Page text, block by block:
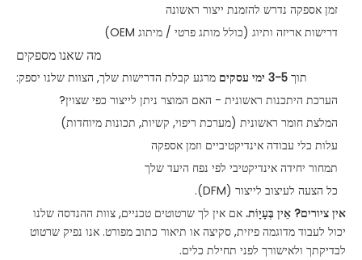
זמן אספקה ​​נדרש להזמנת ייצור ראשונה
דרישות אריזה ותיוג (כולל מותג פרטי / מיתוג OEM)
מה שאנו מספקים
תוך 3-5 ימי עסקים
מרגע קבלת הדרישות שלך, הצוות שלנו יספק:
הערכת היתכנות ראשונית - האם המוצר ניתן לייצור כפי שצוין?
המלצת חומר ראשונית (מערכת ריפוי, קשיות, תכונות מיוחדות)
עלות כלי עבודה אינדיקטיביים וזמן אספקה
תמחור יחידה אינדיקטיבי לפי נפח היעד שלך
כל הצעה לעיצוב לייצור (DFM).
אין ציורים? אֵין בְּעָיָוֹת. אם אין לך שרטוטים טכניים, צוות ההנדסה שלנו
יכול לעבוד מדוגמה פיזית, סקיצה או תיאור כתוב מפורט. אנו נפיק שרטוט
לבדיקתך ולאישורך לפני תחילת כלים.